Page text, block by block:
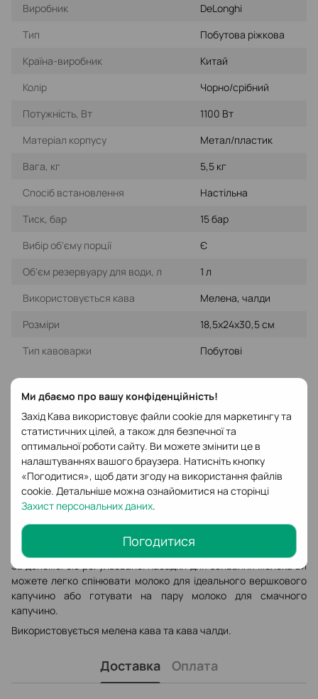
Ми дбаємо про вашу конфіденційність!
Захід Кава використовує файли cookie для маркетингу та
статистичних цілей, а також для безпечної та
оптимальної роботи сайту. Ви можете змінити це в
налаштуваннях вашого браузера. Натисніть кнопку
«Погодитися», щоб дати згоду на використання файлів
cookie. Детальніше можна ознайомитися на сторінці
Захист персональних даних.
Погодитися
Виробник
DeLonghi
Тип
Побутова ріжкова
Країна-виробник
Китай
Колір
Чорно/срібний
Потужність, Вт
1100 Вт
Матеріал корпусу
Метал/пластик
Вага, кг
5,5 кг
Спосіб встановлення
Настільна
Тиск, бар
15 бар
Вибір об'єму порції
Є
Об'єм резервуару для води, л
1 л
Використовується кава
Мелена, чалди
Розміри
18,5х24х30,5 см
Тип кавоварки
Побутові
Опис
Кавоварка DeLonghi ECP 35.31– це досконалість дизайну та
робочих характеристик. Вона розроблена для того, щоб ви
могли отримувати задоволення не тільки від самої кави, а й
від її приготування. Корпус кавоварки – це хромовані деталі,
метал, пластик. Красуня стане окрасою будь-якої кухні. Вона
має ексклюзивний піддон Extra DripTray, що дозволяє
використовувати чашки до 13 см заввишки.
Працює ця модель з тиском пари в 15 бар, що гарантує
відмінний результат і максимальне дотримання технології.
За допомогою регульованої насадки для збивання молока ви
можете легко спінювати молоко для ідеального вершкового
капучино або готувати на пару молоко для смачного
капучино.
Використовується мелена кава та кава чалди.
Доставка Оплата